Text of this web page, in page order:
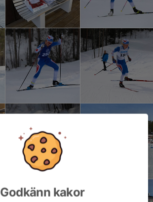
Godkänn kakor